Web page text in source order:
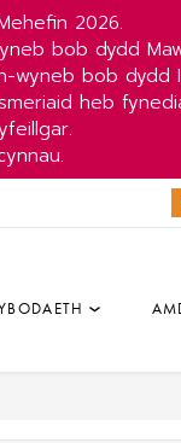
2026.
bob dydd
wyneb bob dydd
heb